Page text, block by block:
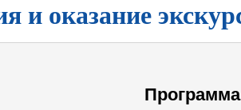
и оказание